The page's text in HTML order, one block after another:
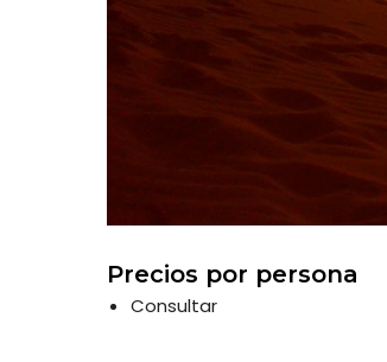
Precios por persona
Consultar